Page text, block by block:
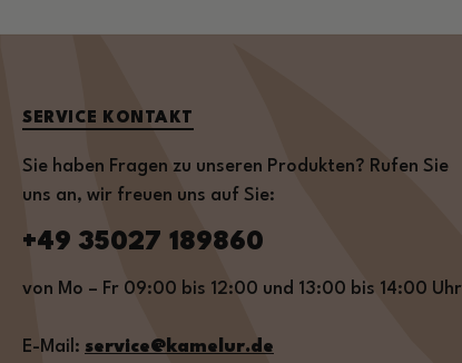
SERVICE KONTAKT
Sie haben Fragen zu unseren Produkten? Rufen Sie
uns an, wir freuen uns auf Sie:
+49 35027 189860
von Mo – Fr 09:00 bis 12:00 und 13:00 bis 14:00 Uhr
E-Mail: service@kamelur.de